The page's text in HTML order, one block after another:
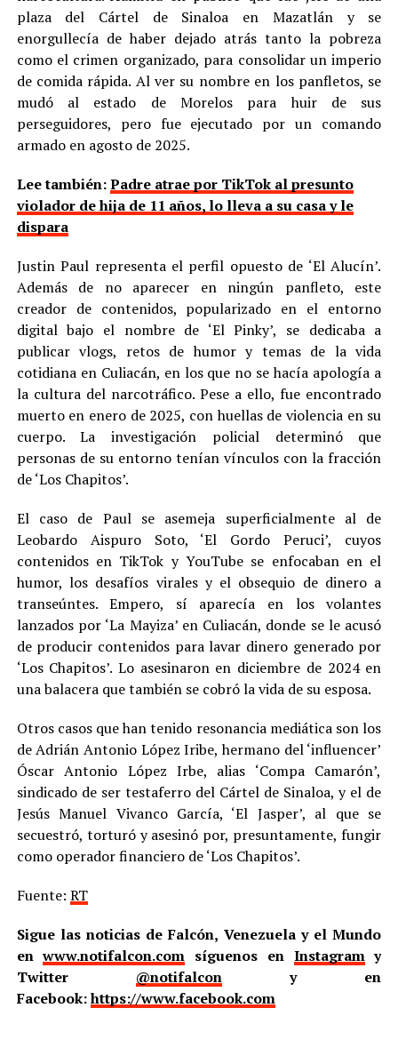
plaza del Cártel de Sinaloa en Mazatlán y se
enorgullecía de haber dejado atrás tanto la pobreza
como el crimen organizado, para consolidar un imperio
de comida rápida. Al ver su nombre en los panfletos, se
mudó al estado de Morelos para huir de sus
perseguidores, pero fue ejecutado por un comando
armado en agosto de 2025.
Lee también:Padre atrae por TikTok al presunto
violador de hija de 11 años, lo lleva a su casa y le
dispara
Justin Paul representa el perfil opuesto de ‘El Alucín’.
Además de no aparecer en ningún panfleto, este
creador de contenidos, popularizado en el entorno
digital bajo el nombre de ‘El Pinky’, se dedicaba a
publicar vlogs, retos de humor y temas de la vida
cotidiana en Culiacán, en los que no se hacía apología a
la cultura del narcotráfico. Pese a ello, fue encontrado
muerto en enero de 2025, con huellas de violencia en su
cuerpo. La investigación policial determinó que
personas de su entorno tenían vínculos con la fracción
de ‘Los Chapitos’.
El caso de Paul se asemeja superficialmente al de
Leobardo Aispuro Soto, ‘El Gordo Peruci’, cuyos
contenidos en TikTok y YouTube se enfocaban en el
humor, los desafíos virales y el obsequio de dinero a
transeúntes. Empero, sí aparecía en los volantes
lanzados por ‘La Mayiza’ en Culiacán, donde se le acusó
de producir contenidos para lavar dinero generado por
‘Los Chapitos’. Lo asesinaron en diciembre de 2024 en
una balacera que también se cobró la vida de su esposa.
Otros casos que han tenido resonancia mediática son los
de Adrián Antonio López Iribe, hermano del ‘influencer’
Óscar Antonio López Irbe, alias ‘Compa Camarón’,
sindicado de ser testaferro del Cártel de Sinaloa, y el de
Jesús Manuel Vivanco García, ‘El Jasper’, al que se
secuestró, torturó y asesinó por, presuntamente, fungir
como operador financiero de ‘Los Chapitos’.
Fuente: RT
Sigue las noticias de Falcón, Venezuela y el Mundo
enwww.notifalcon.com síguenos en Instagramy
Twitter @notifalcony en
Facebook:https://www.facebook.com